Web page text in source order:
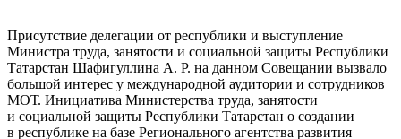
Присутствие делегации от республики и выступление
Министра труда, занятости и социальной защиты Республики
Татарстан Шафигуллина А. Р. на данном Совещании вызвало
большой интерес у международной аудитории и сотрудников
МОТ. Инициатива Министерства труда, занятости
и социальной защиты Республики Татарстан о создании
в республике на базе Регионального агентства развития